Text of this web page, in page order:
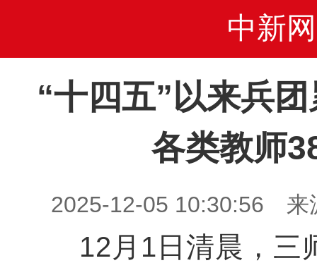
中新网
“十四五”以来兵
各类教师
2025-12-05 10:30:56 来
12月1日清晨，三